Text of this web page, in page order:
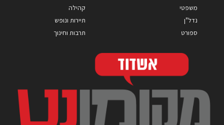
משפטי
נדל"ן
ספורט
קהילה
תיירות ונופש
תרבות וחינוך